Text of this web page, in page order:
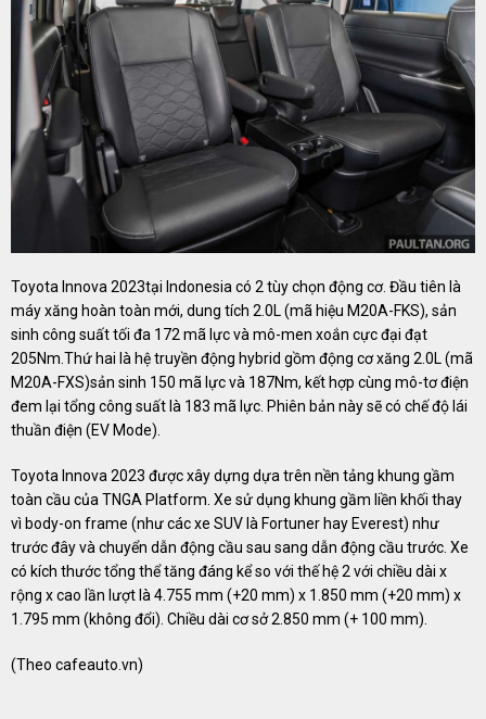
Toyota Innova 2023tại Indonesia có 2 tùy chọn động cơ. Đầu tiên là
máy xăng hoàn toàn mới, dung tích 2.0L (mã hiệu M20A-FKS), sản
sinh công suất tối đa 172 mã lực và mô-men xoắn cực đại đạt
205Nm.Thứ hai là hệ truyền động hybrid gồm động cơ xăng 2.0L (mã
M20A-FXS)sản sinh 150 mã lực và 187Nm, kết hợp cùng mô-tơ điện
đem lại tổng công suất là 183 mã lực. Phiên bản này sẽ có chế độ lái
thuần điện (EV Mode).
Toyota Innova 2023 được xây dựng dựa trên nền tảng khung gầm
toàn cầu của TNGA Platform. Xe sử dụng khung gầm liền khối thay
vì body-on frame (như các xe SUV là Fortuner hay Everest) như
trước đây và chuyển dẫn động cầu sau sang dẫn động cầu trước. Xe
có kích thước tổng thể tăng đáng kể so với thế hệ 2 với chiều dài x
rộng x cao lần lượt là 4.755 mm (+20 mm) x 1.850 mm (+20 mm) x
1.795 mm (không đổi). Chiều dài cơ sở 2.850 mm (+ 100 mm).
(Theo cafeauto.vn)